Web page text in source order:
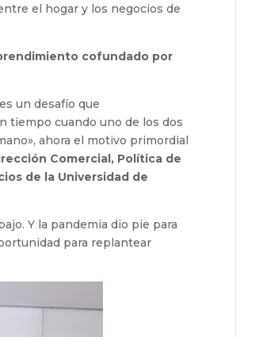
el hogar y los negocios de
cofundado por
un desafío que
tiempo cuando uno de los dos
ahora el motivo primordial
Comercial, Política de
de la Universidad de
Y la pandemia dio pie para
para replantear